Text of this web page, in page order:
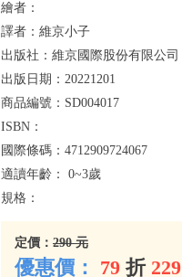
繪者：
譯者： 維京小子
出版社： 維京國際股份有限公司
出版日期： 20221201
商品編號： SD004017
ISBN：
國際條碼： 4712909724067
適讀年齡： 0~3歲
規格：
定價： 290 元
優惠價： 79 折 229